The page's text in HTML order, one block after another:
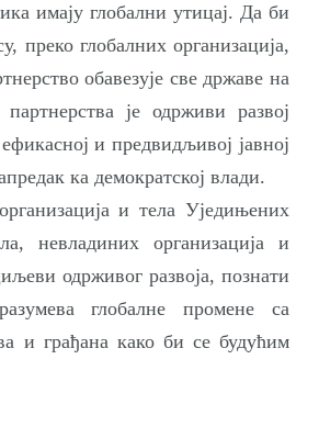
имају глобални утицај. Да би
преко глобалних организација,
обавезује све државе на
је одрживи развој
и предвидљивој јавној
ка демократској влади.
и тела Уједињених
невладиних организација и
одрживог развоја, познати
глобалне промене са
и грађана како би се будућим